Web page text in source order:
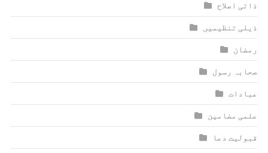
ذاتی اصلاح
ذیلی تنظیمیں
رمضان
صحابہ رسول
عبادات
علمی مضامین
قبولیت دعا